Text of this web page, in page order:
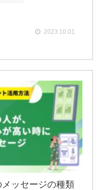
2023.10.01
ッセージの種類